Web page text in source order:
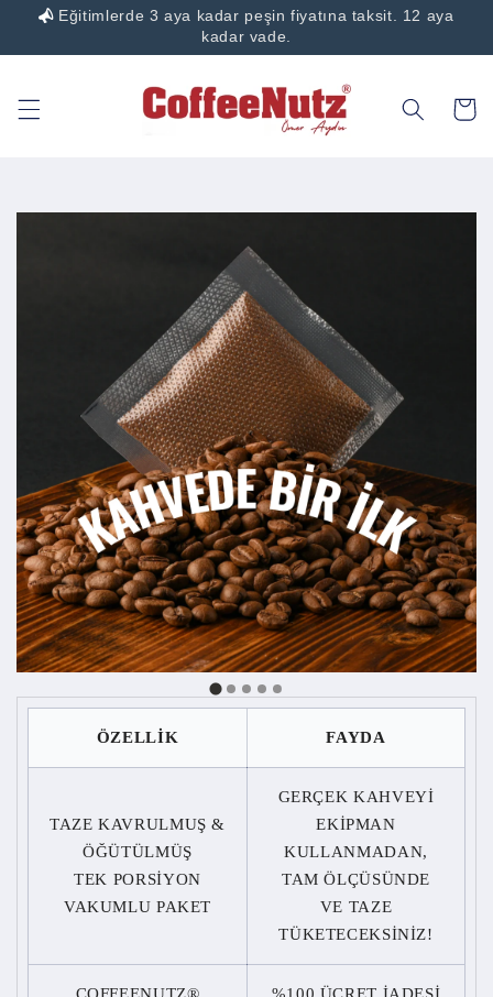
Eğitimlerde 3 aya kadar peşin fiyatına taksit. 12 aya
kadar vade.
İçeriğe
Sepet
ÖZELLİK FAYDA
TAZE KAVRULMUŞ &
ÖĞÜTÜLMÜŞ
TEK PORSİYON
VAKUMLU PAKET
GERÇEK KAHVEYİ
EKİPMAN
KULLANMADAN,
TAM ÖLÇÜSÜNDE
VE TAZE
TÜKETECEKSİNİZ!